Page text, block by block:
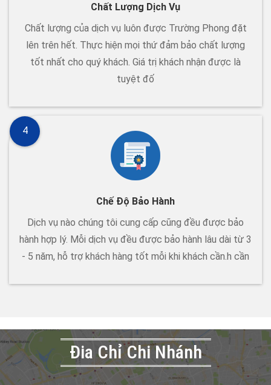
Chất Lượng Dịch Vụ
Chất lượng của dịch vụ luôn được Trường Phong đặt
lên trên hết. Thực hiện mọi thứ đảm bảo chất lượng
tốt nhất cho quý khách. Giá trị khách nhận được là
tuyệt đố
Chế Độ Bảo Hành
Dịch vụ nào chúng tôi cung cấp cũng đều được bảo
hành hợp lý. Mỗi dịch vụ đều được bảo hành lâu dài từ 3
- 5 năm, hỗ trợ khách hàng tốt mỗi khi khách cần.h cần
4
Đia Chỉ Chi Nhánh